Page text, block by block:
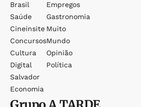
Brasil
Saúde
Cineinsite
Concursos
Cultura
Digital
Salvador
Economia
Empregos
Gastronomia
Muito
Mundo
Opinião
Política